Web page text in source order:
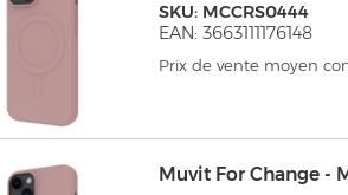
SKU: MCCRS0444
EAN: 3663111176148
Prix de vente moyen
Muvit For Change -